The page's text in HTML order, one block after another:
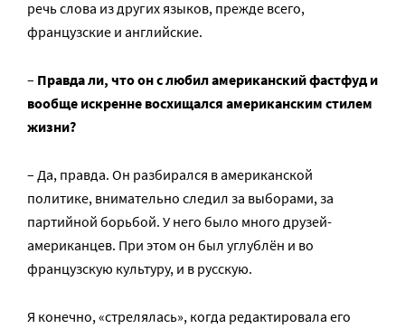
речь слова из других языков, прежде всего,
французские и английские.
– Правда ли, что он с любил американский фастфуд и
вообще искренне восхищался американским стилем
жизни?
– Да, правда. Он разбирался в американской
политике, внимательно следил за выборами, за
партийной борьбой. У него было много друзей-
американцев. При этом он был углублён и во
французскую культуру, и в русскую.
Я конечно, «стрелялась», когда редактировала его